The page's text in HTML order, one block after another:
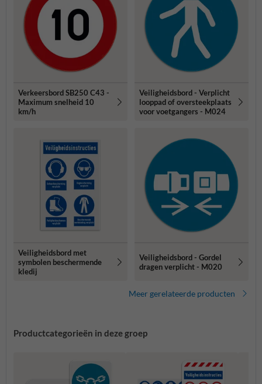
Verkeersbord SB250 C43 -
Maximum snelheid 10
km/h
Veiligheidsbord - Verplicht
looppad of oversteekplaats
voor voetgangers - M024
Veiligheidsbord met
symbolen beschermende
kledij
Veiligheidsbord - Gordel
dragen verplicht - M020
Meer gerelateerde producten
Productcategorieën in deze groep